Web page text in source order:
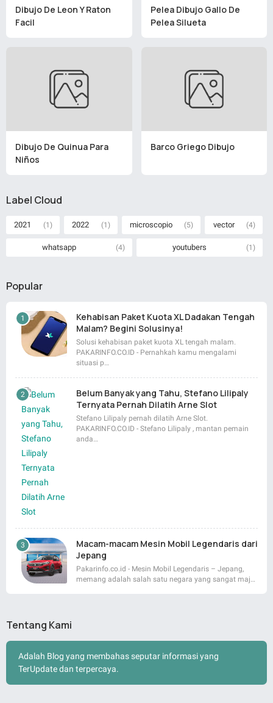
Dibujo De Leon Y Raton
Facil
Pelea Dibujo Gallo De
Pelea Silueta
Dibujo De Quinua Para
Niños
Barco Griego Dibujo
Label Cloud
2021 (1) 2022 (1) microscopio (5) vector (4)
whatsapp (4) youtubers (1)
Popular
Kehabisan Paket Kuota XL Dadakan Tengah
Malam? Begini Solusinya!
Solusi kehabisan paket kuota XL tengah malam.
PAKARINFO.CO.ID - Pernahkah kamu mengalami
situasi p…
Belum Banyak yang Tahu, Stefano Lilipaly
Ternyata Pernah Dilatih Arne Slot
Stefano Lilipaly pernah dilatih Arne Slot.
PAKARINFO.CO.ID - Stefano Lilipaly , mantan pemain
anda…
Macam-macam Mesin Mobil Legendaris dari
Jepang
Pakarinfo.co.id - Mesin Mobil Legendaris – Jepang,
memang adalah salah satu negara yang sangat maj…
Tentang Kami
Adalah Blog yang membahas seputar informasi yang
TerUpdate dan terpercaya.